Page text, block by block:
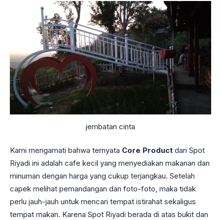
jembatan cinta
Kami mengamati bahwa ternyata Core Product dari Spot
Riyadi ini adalah cafe kecil yang menyediakan makanan dan
minuman dengan harga yang cukup terjangkau. Setelah
capek melihat pemandangan dan foto-foto, maka tidak
perlu jauh-jauh untuk mencari tempat istirahat sekaligus
tempat makan. Karena Spot Riyadi berada di atas bukit dan